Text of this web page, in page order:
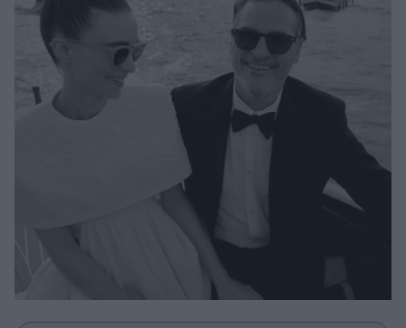
Υγεία + Διατροφή
Σχέσεις & Σεξ
Fitness
Woman Power
Συνεντεύξεις
Who